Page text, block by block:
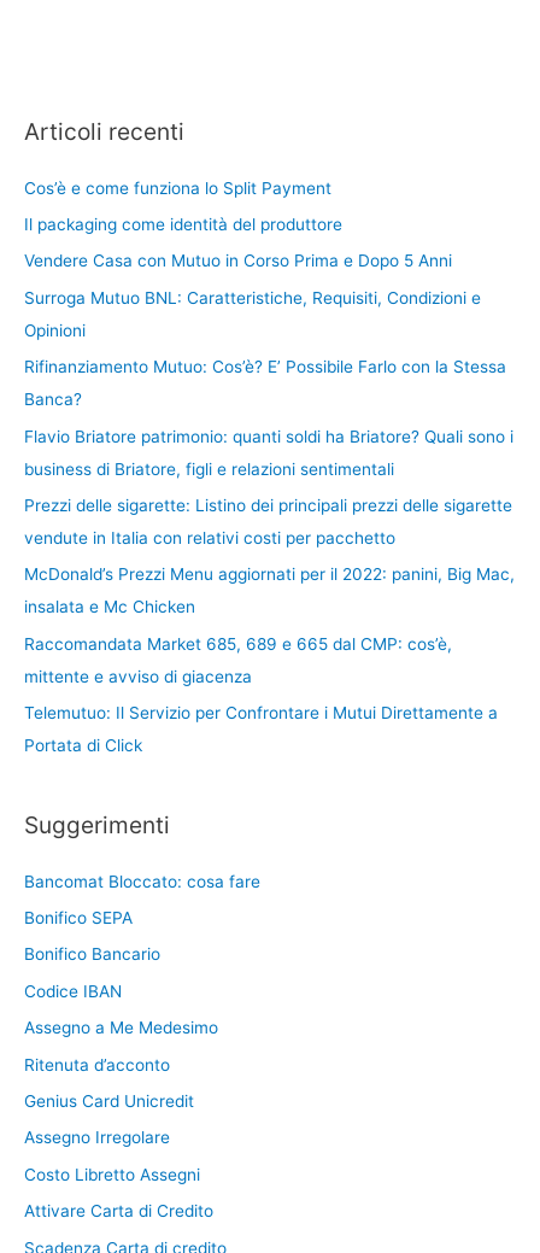
Articoli recenti
Cos’è e come funziona lo Split Payment
Il packaging come identità del produttore
Vendere Casa con Mutuo in Corso Prima e Dopo 5 Anni
Surroga Mutuo BNL: Caratteristiche, Requisiti, Condizioni e
Opinioni
Rifinanziamento Mutuo: Cos’è? E’ Possibile Farlo con la Stessa
Banca?
Flavio Briatore patrimonio: quanti soldi ha Briatore? Quali sono i
business di Briatore, figli e relazioni sentimentali
Prezzi delle sigarette: Listino dei principali prezzi delle sigarette
vendute in Italia con relativi costi per pacchetto
McDonald’s Prezzi Menu aggiornati per il 2022: panini, Big Mac,
insalata e Mc Chicken
Raccomandata Market 685, 689 e 665 dal CMP: cos’è,
mittente e avviso di giacenza
Telemutuo: Il Servizio per Confrontare i Mutui Direttamente a
Portata di Click
Suggerimenti
Bancomat Bloccato: cosa fare
Bonifico SEPA
Bonifico Bancario
Codice IBAN
Assegno a Me Medesimo
Ritenuta d’acconto
Genius Card Unicredit
Assegno Irregolare
Costo Libretto Assegni
Attivare Carta di Credito
Scadenza Carta di credito